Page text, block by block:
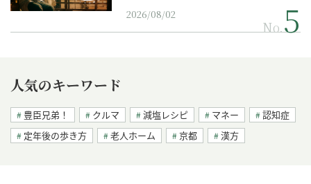
2026/08/02
No.
人気のキーワード
豊臣兄弟！ クルマ 減塩レシピ マネー
認知症
定年後の歩き方
老人ホーム 京都 漢方